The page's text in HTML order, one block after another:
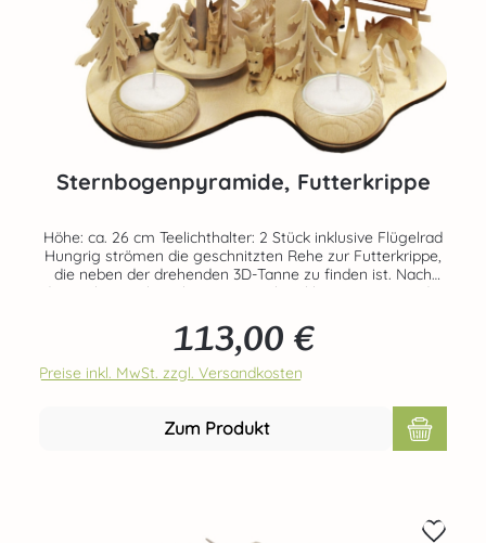
Sternbogenpyramide, Futterkrippe
Höhe: ca. 26 cm Teelichthalter: 2 Stück inklusive Flügelrad
Hungrig strömen die geschnitzten Rehe zur Futterkrippe,
die neben der drehenden 3D-Tanne zu finden ist. Nach
dem Schmaus lauschen sie zwischen kleinen Bäumen der
angezündete Teelichter, welche vorab in die dafür
vorgesehenen Massivholzteelichthalter gesetzt werden.
Echte Handarbeit aus dem Hause RATAGS - Made in
Germany - 100% original Erzgebirge Teelichter nicht im Set
enthalten! Bestellbar unter der Art-Nr. 70411-12-3818-P
Regulärer Preis:
113,00 €
Preise inkl. MwSt. zzgl. Versandkosten
Zum Produkt